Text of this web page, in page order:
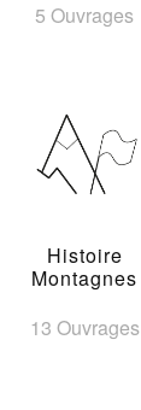
5 Ouvrages
Histoire
Montagnes
13 Ouvrages